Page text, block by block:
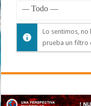
Lo sentimos,
prueba un filtro